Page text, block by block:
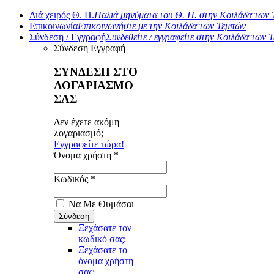
Διά χειρός Θ. Π.Παλιά μηνύματα του Θ. Π. στην Κοιλάδα των
ΕπικοινωνίαΕπικοινωνήστε με την Κοιλάδα των Τεμπών
Σύνδεση / ΕγγραφήΣυνδεθείτε / εγγραφείτε στην Κοιλάδα των
Σύνδεση Εγγραφή
ΣΥΝΔΕΣΗ ΣΤΟ
ΛΟΓΑΡΙΑΣΜΟ
ΣΑΣ
Δεν έχετε ακόμη
λογαριασμό;
Εγγραφείτε τώρα!
Όνομα χρήστη *
Κωδικός *
Να Με Θυμάσαι
Ξεχάσατε τον
κωδικό σας;
Ξεχάσατε το
όνομα χρήστη